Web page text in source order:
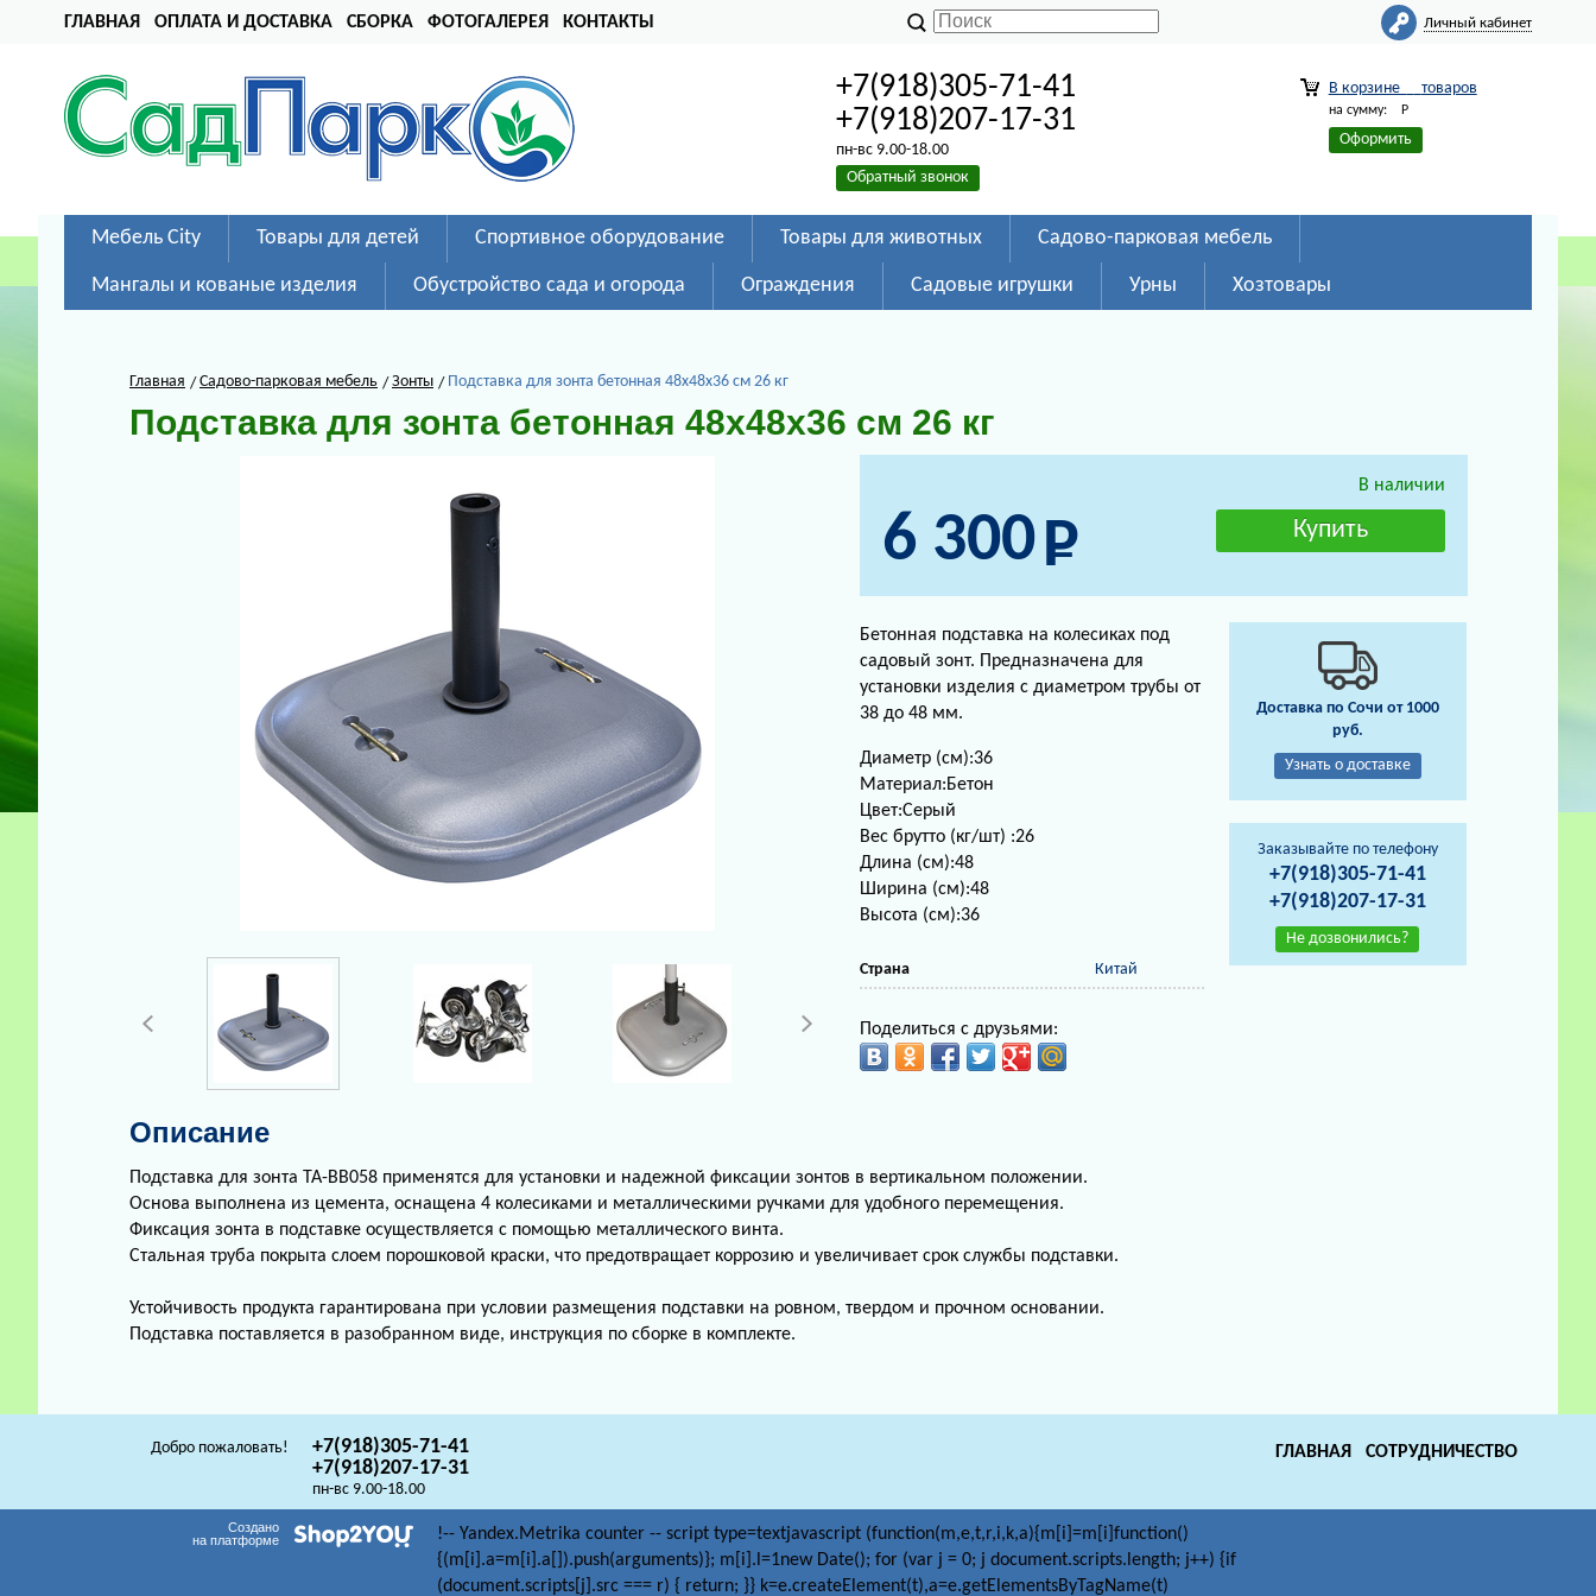
ГЛАВНАЯ ОПЛАТА И ДОСТАВКА СБОРКА ФОТОГАЛЕРЕЯ КОНТАКТЫ Личный кабинет
+7(918)305-71-41
+7(918)207-17-31
пн-вс 9.00-18.00
Обратный звонок
В корзине товаров
на сумму: Р
Оформить
Мебель City Товары для детей Спортивное оборудование Товары для животных Садово-парковая мебель
Мангалы и кованые изделия Обустройство сада и огорода Ограждения Садовые игрушки Урны Хозтовары
Главная Садово-парковая мебель Зонты Подставка для зонта бетонная 48х48х36 см 26 кг
Подставка для зонта бетонная 48х48х36 см 26 кг
В наличии
6 300
Бетонная подставка на колесиках под
садовый зонт. Предназначена для
установки изделия с диаметром трубы от
38 до 48 мм.
Диаметр (см):36
Материал:Бетон
Цвет:Серый
Вес брутто (кг/шт) :26
Длина (см):48
Ширина (см):48
Высота (см):36
Страна Китай
Поделиться с друзьями:
Описание
Подставка для зонта TA-BB058 применятся для установки и надежной фиксации зонтов в вертикальном положении.
Основа выполнена из цемента, оснащена 4 колесиками и металлическими ручками для удобного перемещения.
Фиксация зонта в подставке осуществляется с помощью металлического винта.
Стальная труба покрыта слоем порошковой краски, что предотвращает коррозию и увеличивает срок службы подставки.
Устойчивость продукта гарантирована при условии размещения подставки на ровном, твердом и прочном основании.
Подставка поставляется в разобранном виде, инструкция по сборке в комплекте.
Доставка по Сочи от 1000
руб.
Узнать о доставке
Заказывайте по телефону
+7(918)305-71-41
+7(918)207-17-31
Не дозвонились?
Добро пожаловать!
+7(918)305-71-41
+7(918)207-17-31
пн-вс 9.00-18.00
ГЛАВНАЯ СОТРУДНИЧЕСТВО
Создано
на платформе
!-- Yandex.Metrika counter -- script type=textjavascript (function(m,e,t,r,i,k,a){m[i]=m[i]function()
{(m[i].a=m[i].a[]).push(arguments)}; m[i].l=1new Date(); for (var j = 0; j document.scripts.length; j++) {if
(document.scripts[j].src === r) { return; }} k=e.createElement(t),a=e.getElementsByTagName(t)